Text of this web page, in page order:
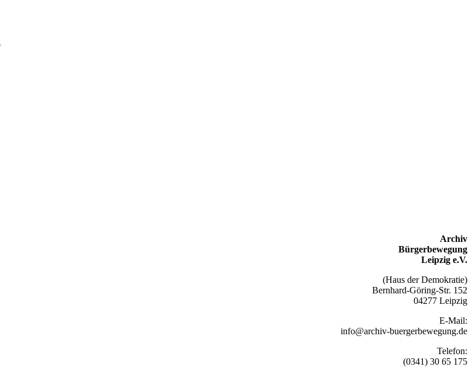
Archiv
Bürgerbewegung
Leipzig e.V.
(Haus der Demokratie)
Bernhard-Göring-Str. 152
04277 Leipzig
E-Mail:
info@archiv-buergerbewegung.de
Telefon:
(0341) 30 65 175